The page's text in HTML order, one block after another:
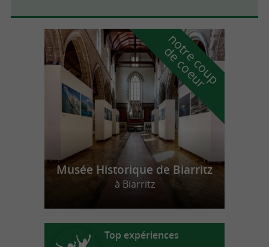
n
o
t
r
e
c
o
u
p
d
e
c
o
e
u
r
Musée Historique de Biarritz
à Biarritz
Top expériences